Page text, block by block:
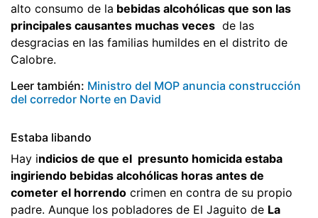
alto consumo de la bebidas alcohólicas que son las
principales causantes muchas veces de las
desgracias en las familias humildes en el distrito de
Calobre.
Leer también: Ministro del MOP anuncia construcción
del corredor Norte en David
Estaba libando
Hay indicios de que el presunto homicida estaba
ingiriendo bebidas alcohólicas horas antes de
cometer el horrendo crimen en contra de su propio
padre. Aunque los pobladores de El Jaguito de La